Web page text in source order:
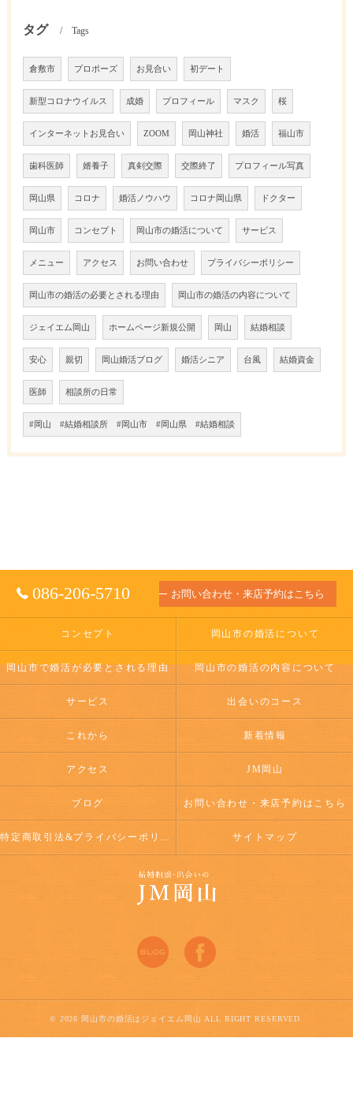
タグ Tags
倉敷市 プロポーズ お見合い 初デート
新型コロナウイルス 成婚 プロフィール マスク 桜
インターネットお見合い ZOOM 岡山神社 婚活 福山市
歯科医師 婿養子 真剣交際 交際終了 プロフィール写真
岡山県 コロナ 婚活ノウハウ コロナ岡山県 ドクター
岡山市 コンセプト 岡山市の婚活について サービス
メニュー アクセス お問い合わせ プライバシーポリシー
岡山市の婚活の必要とされる理由 岡山市の婚活の内容について
ジェイエム岡山 ホームページ新規公開 岡山 結婚相談
安心 親切 岡山婚活ブログ 婚活シニア 台風 結婚資金
医師 相談所の日常
#岡山 #結婚相談所 #岡山市 #岡山県 #結婚相談
086-206-5710 お問い合わせ・来店予約はこちら
コンセプト 岡山市の婚活について
岡山市で婚活が必要とされる理由 岡山市の婚活の内容について
サービス 出会いのコース
これから 新着情報
アクセス JM岡山
ブログ お問い合わせ・来店予約はこちら
特定商取引法&プライバシーポリシー サイトマップ
© 2026 岡山市の婚活はジェイエム岡山 ALL RIGHT RESERVED.